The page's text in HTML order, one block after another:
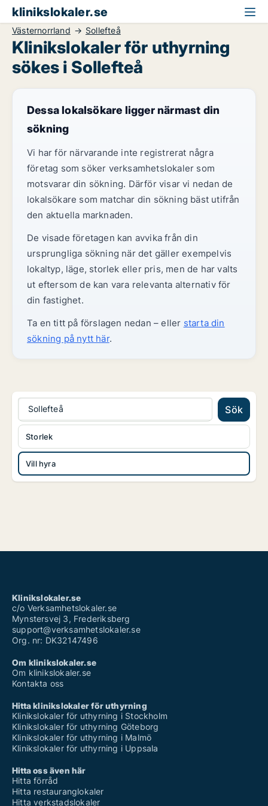
klinikslokaler.se
Västernorrland Sollefteå
Klinikslokaler för uthyrning
sökes i Sollefteå
Dessa lokalsökare ligger närmast din
sökning
Vi har för närvarande inte registrerat några
företag som söker verksamhetslokaler som
motsvarar din sökning. Därför visar vi nedan de
lokalsökare som matchar din sökning bäst utifrån
den aktuella marknaden.
De visade företagen kan avvika från din
ursprungliga sökning när det gäller exempelvis
lokaltyp, läge, storlek eller pris, men de har valts
ut eftersom de kan vara relevanta alternativ för
din fastighet.
Ta en titt på förslagen nedan – eller starta din
sökning på nytt här.
Sollefteå Sök
Vill hyra
Storlek
Klinikslokaler.se
c/o Verksamhetslokaler.se
Mynstersvej 3, Frederiksberg
support@verksamhetslokaler.se
Org. nr: DK32147496
Om klinikslokaler.se
Om klinikslokaler.se
Kontakta oss
Hitta klinikslokaler för uthyrning
Klinikslokaler för uthyrning i Stockholm
Klinikslokaler för uthyrning Göteborg
Klinikslokaler för uthyrning i Malmö
Klinikslokaler för uthyrning i Uppsala
Hitta oss även här
Hitta förråd
Hitta restauranglokaler
Hitta verkstadslokaler